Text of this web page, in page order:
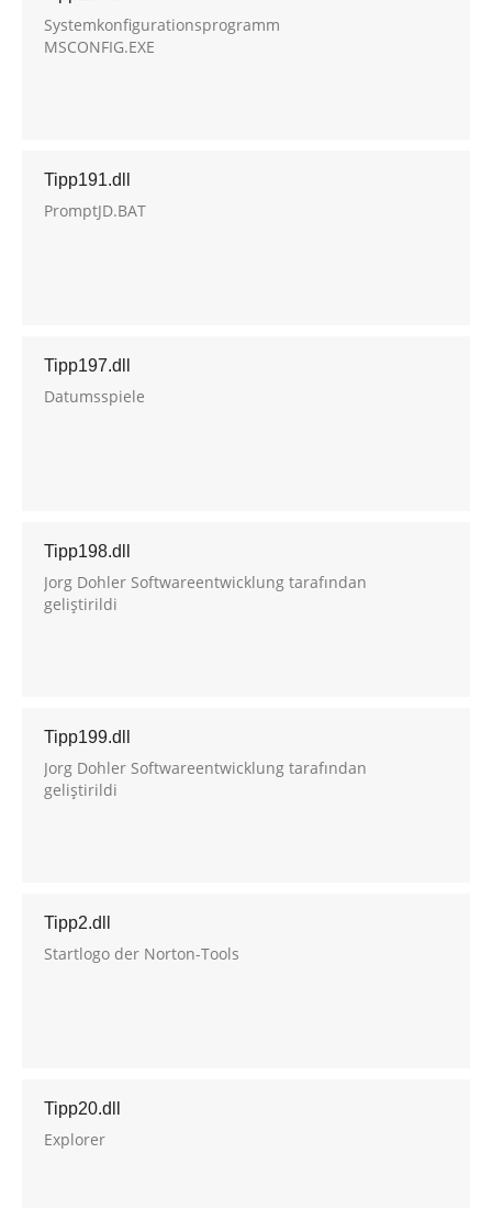
Systemkonfigurationsprogramm
MSCONFIG.EXE
Tipp191.dll
PromptJD.BAT
Tipp197.dll
Datumsspiele
Tipp198.dll
Jorg Dohler Softwareentwicklung tarafından
geliştirildi
Tipp199.dll
Jorg Dohler Softwareentwicklung tarafından
geliştirildi
Tipp2.dll
Startlogo der Norton-Tools
Tipp20.dll
Explorer